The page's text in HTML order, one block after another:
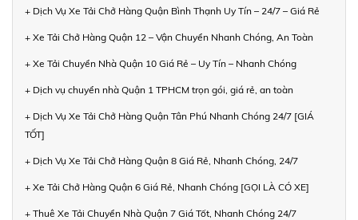
+ Dịch Vụ Xe Tải Chở Hàng Quận Bình Thạnh Uy Tín – 24/7 – Giá Rẻ
+ Xe Tải Chở Hàng Quận 12 – Vận Chuyển Nhanh Chóng, An Toàn
+ Xe Tải Chuyển Nhà Quận 10 Giá Rẻ – Uy Tín – Nhanh Chóng
+ Dịch vụ chuyển nhà Quận 1 TPHCM trọn gói, giá rẻ, an toàn
+ Dịch Vụ Xe Tải Chở Hàng Quận Tân Phú Nhanh Chóng 24/7 [GIÁ
TỐT]
+ Dịch Vụ Xe Tải Chở Hàng Quận 8 Giá Rẻ, Nhanh Chóng, 24/7
+ Xe Tải Chở Hàng Quận 6 Giá Rẻ, Nhanh Chóng [GỌI LÀ CÓ XE]
+ Thuê Xe Tải Chuyển Nhà Quận 7 Giá Tốt, Nhanh Chóng 24/7